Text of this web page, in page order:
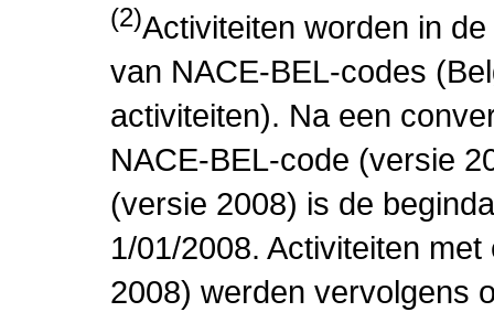
(2)Activiteiten worden in
van NACE-BEL-codes
activiteiten). Na een
NACE-BEL-code (versie
(versie 2008) is de
1/01/2008. Activiteiten
2008) werden vervolgens